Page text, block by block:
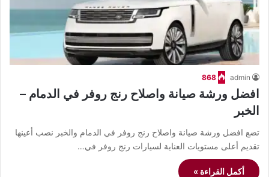
admin
868
افضل ورشة صيانة واصلاح رنج روفر في الدمام –
الخبر
تضع افضل ورشة صيانة واصلاح رنج روفر في الدمام والخبر نصب أعينها
تقديم أعلى مستويات العناية لسيارات رنج روفر في…
أكمل القراءة »